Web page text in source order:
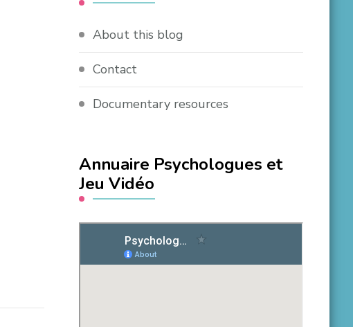
About this blog
Contact
Documentary resources
Annuaire Psychologues et
Jeu Vidéo